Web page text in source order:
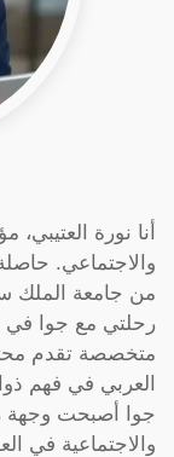
أنا نورة
والاجتماعي.
من جامعة الملك
متخصصة تقدم
العربي في فهم
جوا أصبحت وجهة
والاجتماعية في